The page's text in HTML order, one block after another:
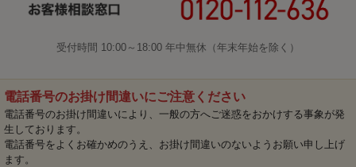
受付時間 10:00～18:00 年中無休（年末年始を除く）
電話番号のお掛け間違いにご注意ください
電話番号のお掛け間違いにより、一般の方へご迷惑をおかけする事象が発
生しております。
電話番号をよくお確かめのうえ、お掛け間違いのないようお願い申し上げ
ます。